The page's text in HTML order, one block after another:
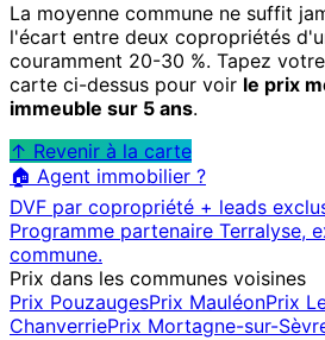
La moyenne commune ne suffit
l'écart entre deux copropriétés
couramment 20-30 %. Tapez
carte ci-dessus pour voir le prix
immeuble sur 5 ans.
↑ Revenir à la carte
🏠 Agent immobilier ?
DVF par copropriété + leads
Programme partenaire Terralyse,
commune.
Prix dans les communes voisines
Prix PouzaugesPrix MauléonPrix
ChanverriePrix Mortagne-sur-